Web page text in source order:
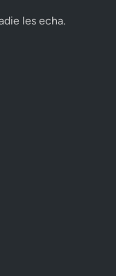
les echa.